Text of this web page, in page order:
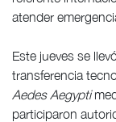
atender
Este jueves se
transferencia
Aedes Aegypti
participaron